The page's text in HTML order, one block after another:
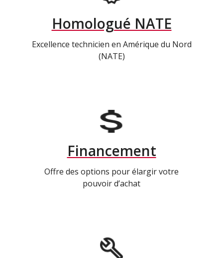
Homologué NATE
Excellence technicien en Amérique du Nord
(NATE)
Financement
Offre des options pour élargir votre
pouvoir d’achat